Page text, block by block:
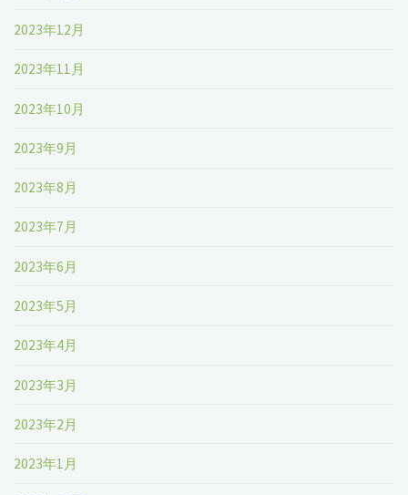
2023年12月
2023年11月
2023年10月
2023年9月
2023年8月
2023年7月
2023年6月
2023年5月
2023年4月
2023年3月
2023年2月
2023年1月